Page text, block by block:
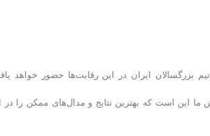
برگزار می‌شود که تیم بزرگسالان ایران در این رقابت‌ها حضور خواهد
ما این است که بهترین نتایج و مدال‌های ممکن را در